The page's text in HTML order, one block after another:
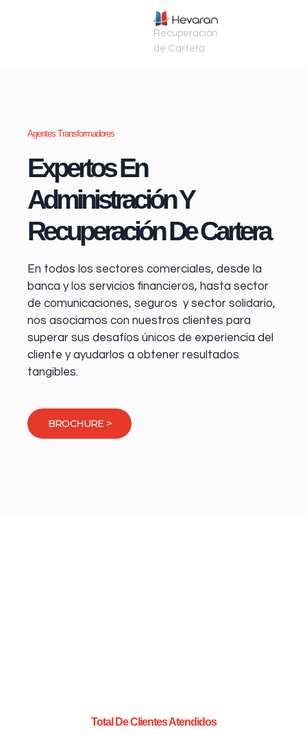
Recuperación
de Cartera
Agentes Transformadores
Expertos En
Administración Y
Recuperación De Cartera
En todos los sectores comerciales, desde la
banca y los servicios financieros, hasta sector
de comunicaciones, seguros y sector solidario,
nos asociamos con nuestros clientes para
superar sus desafíos únicos de experiencia del
cliente y ayudarlos a obtener resultados
tangibles.
BROCHURE >
Total De Clientes Atendidos